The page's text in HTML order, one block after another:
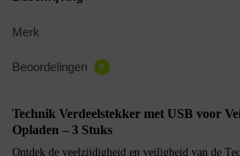
Merk
Beoordelingen 0
Technik Verdeelstekker met USB voor
Opladen – 3 Stuks
Ontdek de veelzijdigheid en veiligheid van de